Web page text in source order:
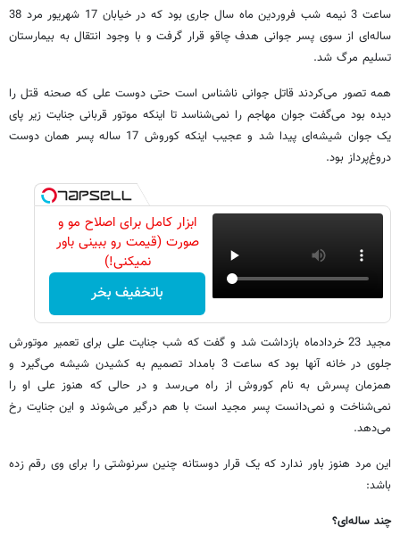
ساعت 3 نیمه شب فروردین ماه سال جاری بود که در خیابان 17 شهریور مرد 38
ساله‌ای از سوی پسر جوانی هدف چاقو قرار گرفت و با وجود انتقال به بیمارستان
تسلیم مرگ شد.
همه تصور می‌کردند قاتل جوانی ناشناس است حتی دوست علی که صحنه قتل را
دیده بود می‌گفت جوان مهاجم را نمی‌شناسد تا اینکه موتور قربانی جنایت زیر پای
یک جوان شیشه‌ای پیدا شد و عجیب اینکه کوروش 17 ساله پسر همان دوست
دروغ‌پرداز بود.
ابزار کامل برای اصلاح مو و
صورت (قیمت رو ببینی باور
نمیکنی!)
باتخفیف بخر
مجید 23 خردادماه بازداشت شد و گفت که شب جنایت علی برای تعمیر موتورش
جلوی در خانه آنها بود که ساعت 3 بامداد تصمیم به کشیدن شیشه می‌گیرد و
همزمان پسرش به نام کوروش از راه می‌رسد و در حالی که هنوز علی او را
نمی‌شناخت و نمی‌دانست پسر مجید است با هم درگیر می‌شوند و این جنایت رخ
می‌دهد.
این مرد هنوز باور ندارد که یک قرار دوستانه چنین سرنوشتی را برای وی رقم زده
باشد:
چند ساله‌ای؟